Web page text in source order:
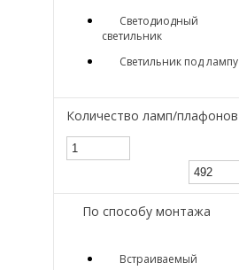
Светодиодный
светильник
Светильник под лампу
Количество ламп/плафонов
По способу монтажа
Встраиваемый